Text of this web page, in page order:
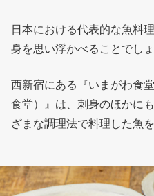
日本における代表的な魚料
身を思い浮かべることでしょ
西新宿にある『いまがわ食
食堂）』は、刺身のほかに
ざまな調理法で料理した魚